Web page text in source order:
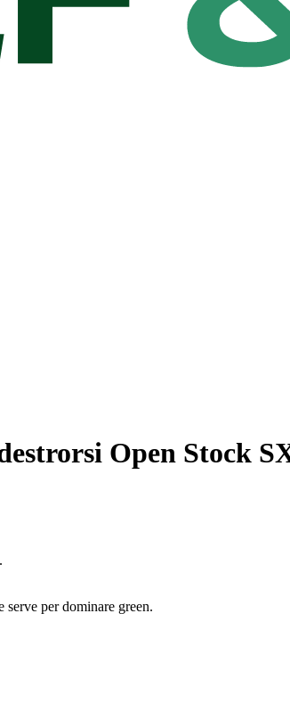
Open Stock
per dominare green.